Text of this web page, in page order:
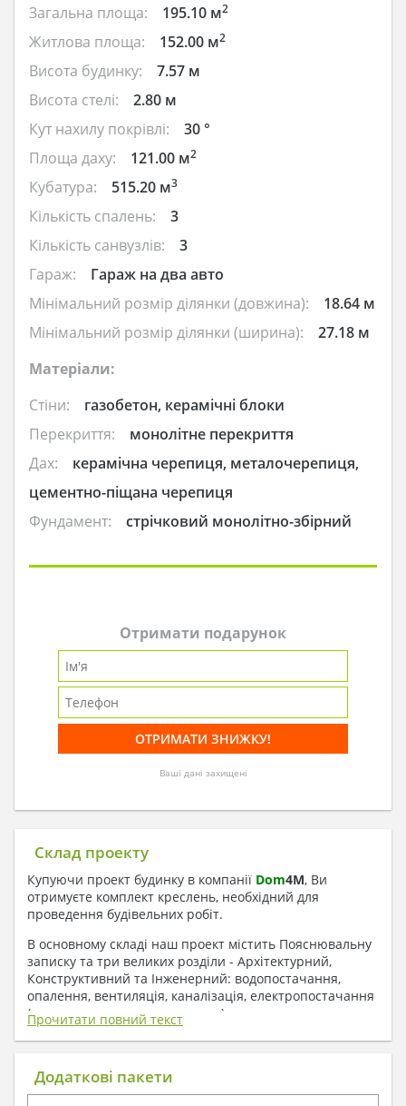
Загальна площа:
195.10 м2
Житлова площа: 152.00 м2
Висота будинку:
7.57 м
Висота стелі:
2.80 м
Кут нахилу покрівлі:
30 °
Площа даху:
121.00 м2
Кубатура: 515.20 м3
Кількість спалень:
3
Кількість санвузлів:
3
Гараж:
Гараж на два авто
Мінімальний розмір ділянки (довжина):
18.64 м
Мінімальний розмір ділянки (ширина):
27.18 м
Матеріали:
Стіни:
газобетон, керамічні блоки
Перекриття:
монолітне перекриття
Дах:
керамічна черепиця, металочерепиця,
цементно-піщана черепиця
Фундамент:
стрічковий монолітно-збірний
Отримати подарунок
Ваші дані захищені
Склад проекту
Купуючи проект будинку в компанії Dom4M, Ви
отримуєте комплект креслень, необхідний для
проведення будівельних робіт.
В основному складі наш проект містить Пояснювальну
записку та три великих розділи - Архітектурний,
Конструктивний та Інженерний: водопостачання,
опалення, вентиляція, каналізація, електропостачання
( купується за додаткову плату ).
1. До складу Архітектурного розділу
входять:
Прочитати повний текст
Додаткові пакети